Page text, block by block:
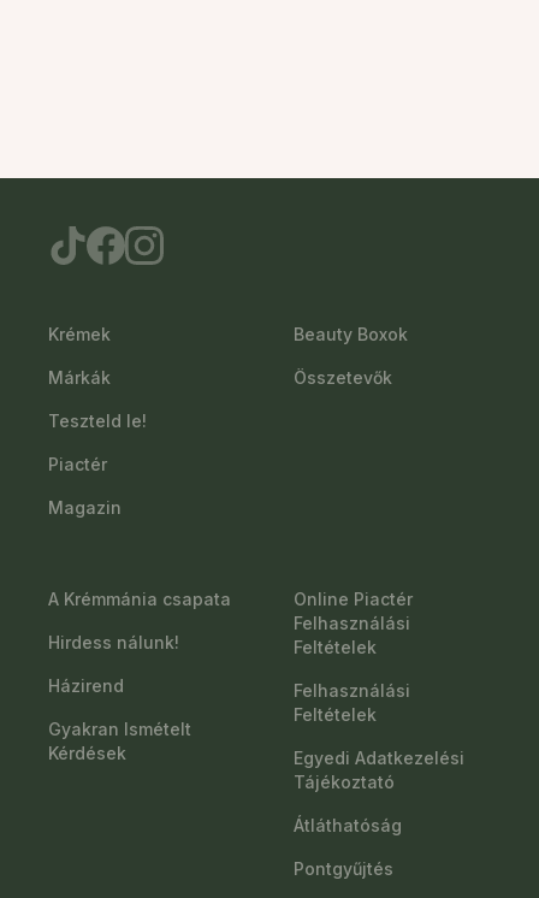
Krémek
Márkák
Teszteld le!
Piactér
Magazin
Beauty Boxok
Összetevők
A Krémmánia csapata
Hirdess nálunk!
Házirend
Gyakran Ismételt
Kérdések
Online Piactér
Felhasználási
Feltételek
Felhasználási
Feltételek
Egyedi Adatkezelési
Tájékoztató
Átláthatóság
Pontgyűjtés